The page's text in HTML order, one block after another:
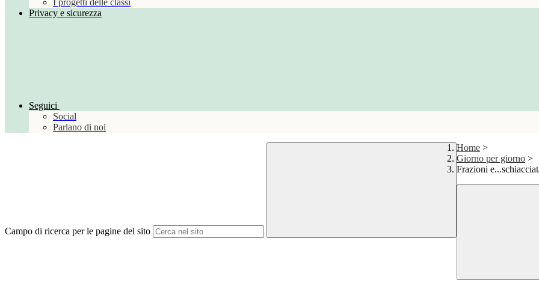
I progetti delle classi
Privacy e sicurezza
Seguici
Social
Parlano di noi
Campo di ricerca per le pagine del sito
Home >
Giorno per giorno >
Frazioni